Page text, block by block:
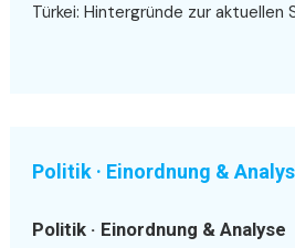
Türkei: Hintergründe zur aktuellen
Politik · Einordnung &
Politik · Einordnung & Analyse